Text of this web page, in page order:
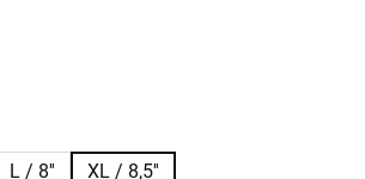
L / 8'' XL / 8,5''